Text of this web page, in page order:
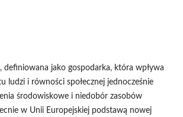
definiowana jako gospodarka, która wpływa
ludzi i równości społecznej jednocześnie
środowiskowe i niedobór zasobów
w Unii Europejskiej podstawą nowej